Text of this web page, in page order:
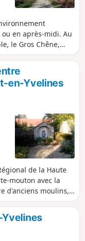
en après-midi. Au
le Gros Chêne,
en-Yvelines
de la Haute
mouton avec la
d'anciens moulins,
au "bon Saint-
des chemins
lisière de bois,
et des sentes.